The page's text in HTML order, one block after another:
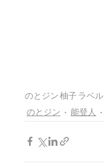
のとジン柚子 ラベル
のとジン
能登人